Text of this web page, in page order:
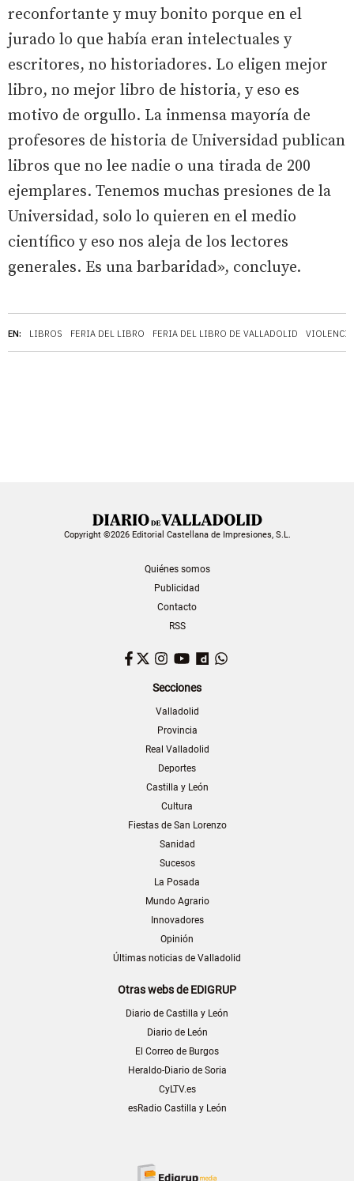
EN: LIBROS FERIA DEL LIBRO FERIA DEL LIBRO DE VALLADOLID VIOLENCIA
reconfortante y muy bonito porque en el
jurado lo que había eran intelectuales y
escritores, no historiadores. Lo eligen mejor
libro, no mejor libro de historia, y eso es
motivo de orgullo. La inmensa mayoría de
profesores de historia de Universidad publican
libros que no lee nadie o una tirada de 200
ejemplares. Tenemos muchas presiones de la
Universidad, solo lo quieren en el medio
científico y eso nos aleja de los lectores
generales. Es una barbaridad», concluye.
Copyright ©2026 Editorial Castellana de Impresiones, S.L.
Quiénes somos
Publicidad
Contacto
RSS
Facebook
TwitterInstagram
YouTubeDailymotion
Secciones
Valladolid
Provincia
Real Valladolid
Deportes
Castilla y León
Cultura
Fiestas de San Lorenzo
Sanidad
Sucesos
La Posada
Mundo Agrario
Innovadores
Opinión
Últimas noticias de Valladolid
Otras webs de EDIGRUP
Diario de Castilla y León
Diario de León
El Correo de Burgos
Heraldo-Diario de Soria
CyLTV.es
esRadio Castilla y León